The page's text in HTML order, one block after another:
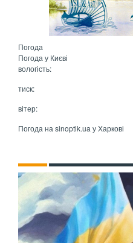
Погода
Погода у Києві
вологість:
тиск:
вітер:
Погода на sinoptik.ua у Харкові